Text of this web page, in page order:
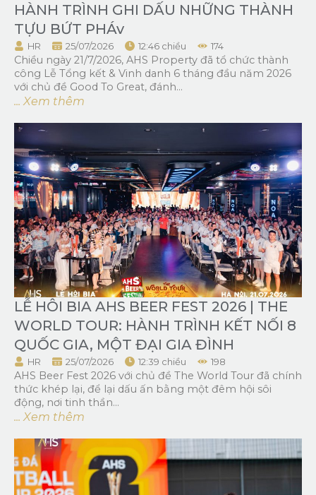
HÀNH TRÌNH GHI DẤU NHỮNG THÀNH
TỰU BỨT PHÁv
HR 25/07/2026 12:46 chiều 174
Chiều ngày 21/7/2026, AHS Property đã tổ chức thành
công Lễ Tổng kết & Vinh danh 6 tháng đầu năm 2026
với chủ đề Good To Great, đánh...
... Xem thêm
LỄ HÔI BIA AHS BEER FEST 2026 | THE
WORLD TOUR: HÀNH TRÌNH KẾT NỐI 8
QUỐC GIA, MỘT ĐẠI GIA ĐÌNH
HR 25/07/2026 12:39 chiều 198
AHS Beer Fest 2026 với chủ đề The World Tour đã chính
thức khép lại, để lại dấu ấn bằng một đêm hội sôi
động, nơi tinh thần...
... Xem thêm